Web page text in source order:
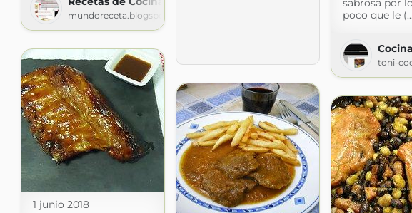
mundoreceta.blogspot.com
sabrosa por
poco que le
toni-
1 junio 2018